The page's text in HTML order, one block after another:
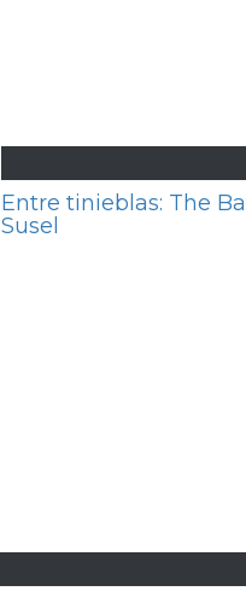
Entre tinieblas: The
Susel